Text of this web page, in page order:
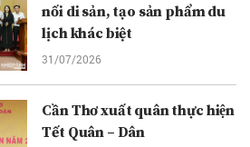
nối di sản, tạo sản phẩm du
lịch khác biệt
31/07/2026
Cần Thơ xuất quân thực hiện
Tết Quân – Dân